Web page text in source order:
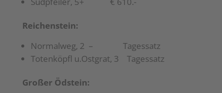
Reichenstein:
Normalweg, 2 – Tagessatz
Totenköpfl u.Ostgrat, 3 Tagessatz
Großer Ödstein: